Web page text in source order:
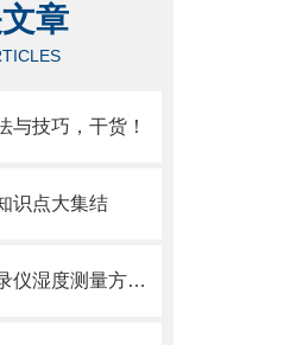
章
与技巧，干货！
识点大集结
常见的几种温湿度记录仪湿度测量方法介绍